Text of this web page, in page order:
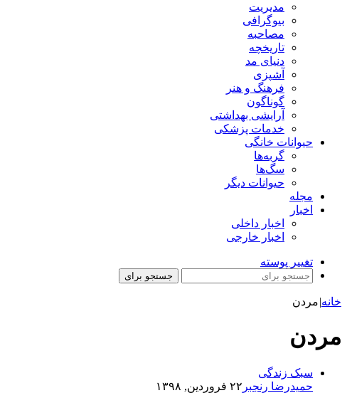
مدیریت
بیوگرافی
مصاحبه
تاریخچه
دنیای مد
آشپزی
فرهنگ و هنر
گوناگون
آرایشی بهداشتی
خدمات پزشکی
حیوانات خانگی
گربه‌ها
سگ‌ها
حیوانات دیگر
مجله
اخبار
اخبار داخلی
اخبار خارجی
تغییر پوسته
جستجو برای
خانه|مردن
مردن
سبک زندگی
حمیدرضا رنجبر ۲۲ فروردین, ۱۳۹۸